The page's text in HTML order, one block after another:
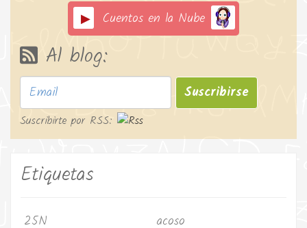
Cuentos en la Nube
Al blog:
Suscribirse
Suscribirte por RSS:
Etiquetas
25N
acoso